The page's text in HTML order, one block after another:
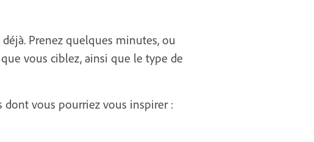
Prenez quelques minutes, ou
que vous ciblez, ainsi que le type de
dont vous pourriez vous inspirer :